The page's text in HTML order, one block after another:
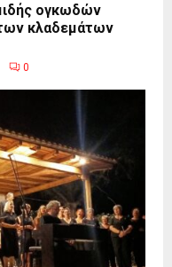
ογκωδών
κλαδεμάτων
0